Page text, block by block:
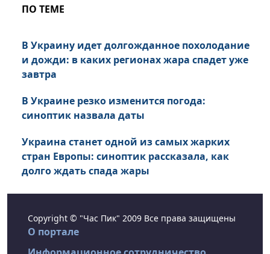
ПО ТЕМЕ
В Украину идет долгожданное похолодание
и дожди: в каких регионах жара спадет уже
завтра
В Украине резко изменится погода:
синоптик назвала даты
Украина станет одной из самых жарких
стран Европы: синоптик рассказала, как
долго ждать спада жары
Copyright © "Час Пик" 2009 Все права защищены
О портале